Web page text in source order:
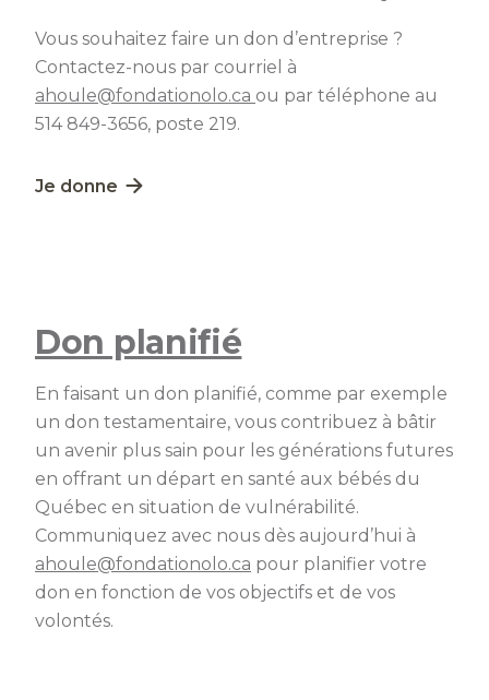
Vous souhaitez faire un don d’entreprise ?
Contactez-nous par courriel à
ahoule@fondationolo.ca ou par téléphone au
514 849-3656, poste 219.
Lien externe au site. S'ouvre dans une nouvelle
Je donne
Don planifié
En faisant un don planifié, comme par exemple
un don testamentaire, vous contribuez à bâtir
un avenir plus sain pour les générations futures
en offrant un départ en santé aux bébés du
Québec en situation de vulnérabilité.
Communiquez avec nous dès aujourd’hui à
ahoule@fondationolo.ca pour planifier votre
don en fonction de vos objectifs et de vos
volontés.